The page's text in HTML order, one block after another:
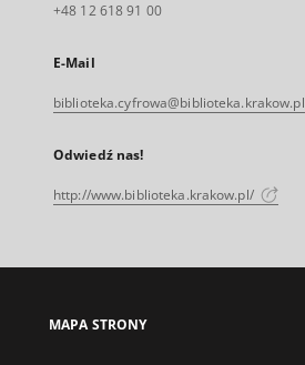
+48 12 618 91 00
E-Mail
biblioteka.cyfrowa@biblioteka.krakow.pl
Odwiedź nas!
http://www.biblioteka.krakow.pl/
MAPA STRONY